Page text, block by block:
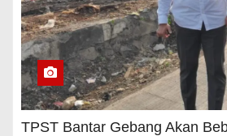
TPST Bantar Gebang Akan